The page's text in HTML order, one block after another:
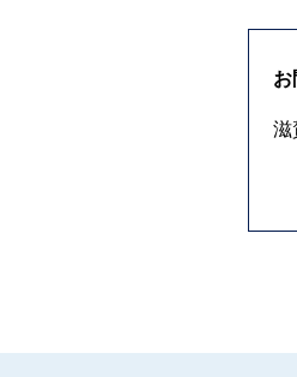
お
滋